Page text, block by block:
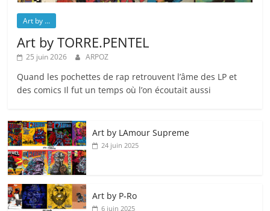
Art by ...
Art by TORRE.PENTEL
25 juin 2026 ARPOZ
Quand les pochettes de rap retrouvent l’âme des LP et
des comics Il fut un temps où l’on écoutait aussi
Art by LAmour Supreme
24 juin 2025
Art by P‑Ro
6 juin 2025